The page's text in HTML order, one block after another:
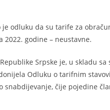
odluku da su tarife za
godine – neustavne.
Srpske je, u skladu
Odluku o tarifnim
čije pojedine